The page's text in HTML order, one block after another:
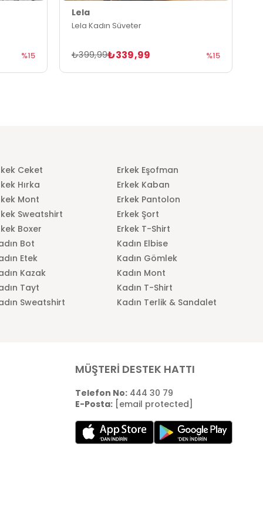
%15
Lela
Lela Kadın Süveter
₺339,99
₺399,99 %15
Ceket
Erkek Eşofman
Hırka
Erkek Kaban
Mont
Erkek Pantolon
Sweatshirt
Erkek Şort
Boxer
Erkek T-Shirt
Bot
Kadın Elbise
Etek
Kadın Gömlek
Kazak
Kadın Mont
Tayt
Kadın T-Shirt
Sweatshirt
Kadın Terlik & Sandalet
MÜŞTERİ DESTEK HATTI
Telefon No:444 30 79
E-Posta: [email protected]